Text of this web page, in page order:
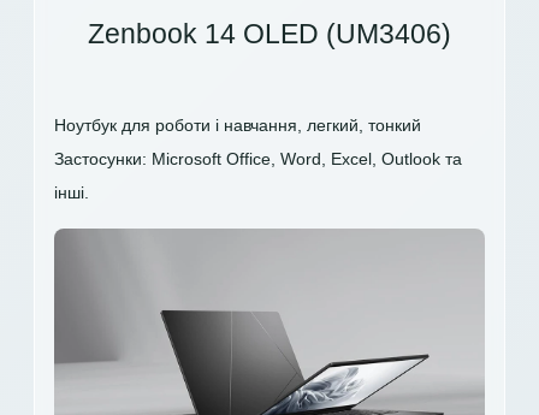
Zenbook 14 OLED (UM3406)
Ноутбук для роботи і навчання, легкий, тонкий
Застосунки: Microsoft Office, Word, Excel, Outlook та
інші.